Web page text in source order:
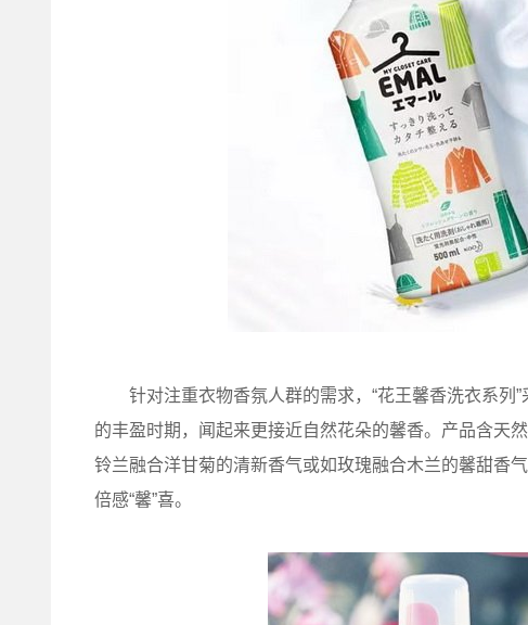
针对注重衣物香氛人群的需求，“花王馨香洗衣系列”
的丰盈时期，闻起来更接近自然花朵的馨香。产品含天
铃兰融合洋甘菊的清新香气或如玫瑰融合木兰的馨甜香
倍感“馨”喜。